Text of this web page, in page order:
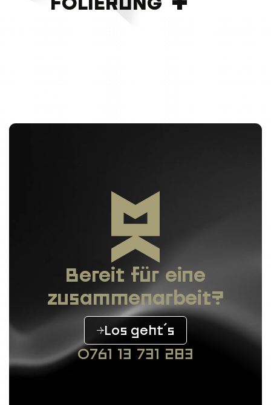
Bereit für eine
zusammenarbeit?
Los geht´s
0761 13 731 283